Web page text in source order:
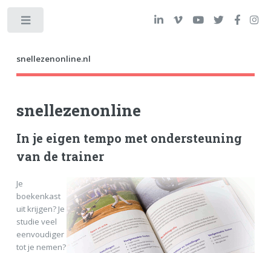
snellezenonline.nl
snellezenonline
In je eigen tempo met ondersteuning
van de trainer
Je
boekenkast
uit krijgen? Je
studie veel
eenvoudiger
tot je nemen?